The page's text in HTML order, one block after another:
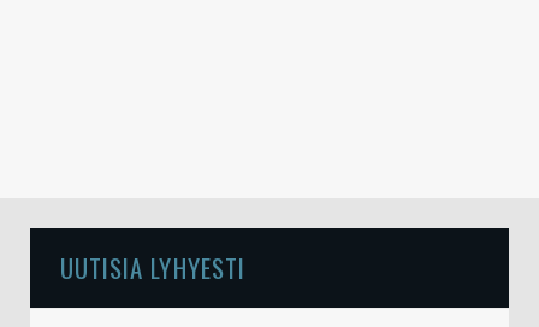
UUTISIA LYHYESTI